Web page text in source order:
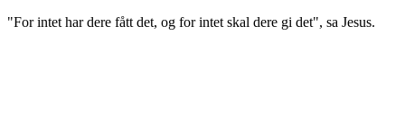
"For intet har dere fått det, og for intet skal dere gi det", sa Jesus.